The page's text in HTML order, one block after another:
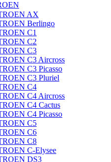
AX
Berlingo
C1
C2
C3
C3 Aircross
C3 Picasso
C3 Pluriel
C4
C4 Aircross
C4 Cactus
C4 Picasso
C5
C6
C8
C-Elysee
DS3